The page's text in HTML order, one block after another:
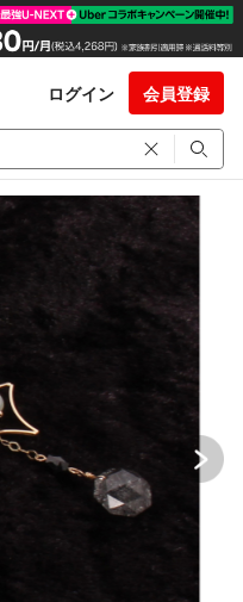
ログイン 会員登録